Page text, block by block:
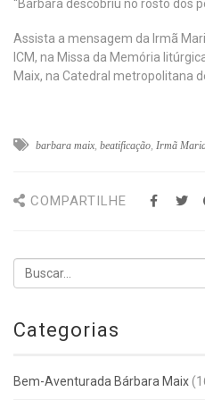
“Bárbara descobriu no rosto dos
Assista a mensagem da Irmã
ICM, na Missa da Memória
Maix, na Catedral metropolitana
barbara maix, beatificação, Irmã
COMPARTILHE
Categorias
Bem-Aventurada Bárbara Maix